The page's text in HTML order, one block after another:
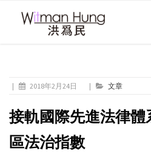
| 2018年2月24日 | 文章
接軌國際先進法律體
區法治指數